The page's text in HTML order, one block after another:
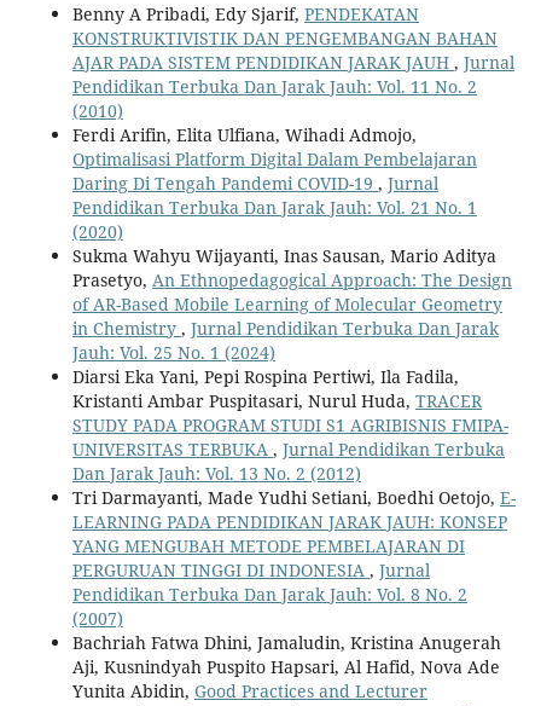
Benny A Pribadi, Edy Sjarif, PENDEKATAN
KONSTRUKTIVISTIK DAN PENGEMBANGAN BAHAN
AJAR PADA SISTEM PENDIDIKAN JARAK JAUH , Jurnal
Pendidikan Terbuka Dan Jarak Jauh: Vol. 11 No. 2
(2010)
Ferdi Arifin, Elita Ulfiana, Wihadi Admojo,
Optimalisasi Platform Digital Dalam Pembelajaran
Daring Di Tengah Pandemi COVID-19 , Jurnal
Pendidikan Terbuka Dan Jarak Jauh: Vol. 21 No. 1
(2020)
Sukma Wahyu Wijayanti, Inas Sausan, Mario Aditya
Prasetyo, An Ethnopedagogical Approach: The Design
of AR-Based Mobile Learning of Molecular Geometry
in Chemistry , Jurnal Pendidikan Terbuka Dan Jarak
Jauh: Vol. 25 No. 1 (2024)
Diarsi Eka Yani, Pepi Rospina Pertiwi, Ila Fadila,
Kristanti Ambar Puspitasari, Nurul Huda, TRACER
STUDY PADA PROGRAM STUDI S1 AGRIBISNIS FMIPA-
UNIVERSITAS TERBUKA , Jurnal Pendidikan Terbuka
Dan Jarak Jauh: Vol. 13 No. 2 (2012)
Tri Darmayanti, Made Yudhi Setiani, Boedhi Oetojo, E-
LEARNING PADA PENDIDIKAN JARAK JAUH: KONSEP
YANG MENGUBAH METODE PEMBELAJARAN DI
PERGURUAN TINGGI DI INDONESIA , Jurnal
Pendidikan Terbuka Dan Jarak Jauh: Vol. 8 No. 2
(2007)
Bachriah Fatwa Dhini, Jamaludin, Kristina Anugerah
Aji, Kusnindyah Puspito Hapsari, Al Hafid, Nova Ade
Yunita Abidin, Good Practices and Lecturer